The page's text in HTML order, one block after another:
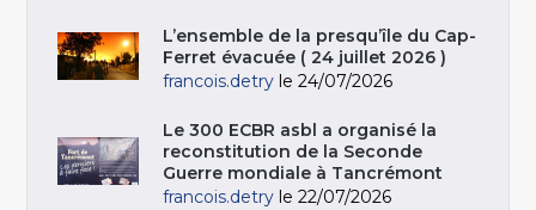
L’ensemble de la presqu’île du Cap-
Ferret évacuée ( 24 juillet 2026 )
francois.detry le 24/07/2026
Le 300 ECBR asbl a organisé la
reconstitution de la Seconde
Guerre mondiale à Tancrémont
francois.detry le 22/07/2026